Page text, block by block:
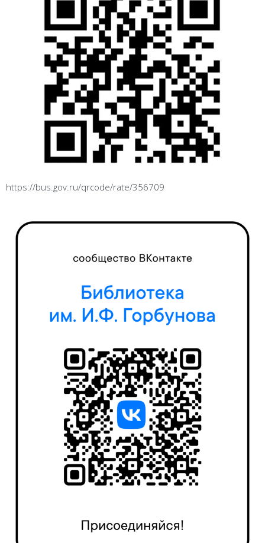
https://bus.gov.ru/qrcode/rate/356709